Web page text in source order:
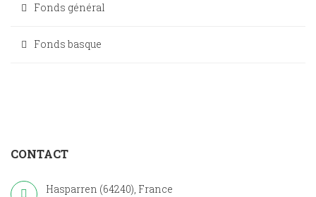
Fonds général
Fonds basque
CONTACT
Hasparren (64240), France